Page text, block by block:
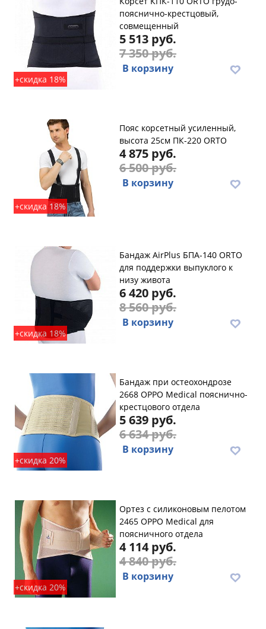
+скидка 18%
пояснично-крестцовый,
совмещенный
5 513 руб.
7 350 руб.
В корзину
+скидка 18%
Пояс корсетный усиленный,
высота 25см ПК-220 ORTO
4 875 руб.
6 500 руб.
В корзину
+скидка 18%
Бандаж AirPlus БПА-140 ORTO
для поддержки выпуклого к
низу живота
6 420 руб.
8 560 руб.
В корзину
+скидка 20%
Бандаж при остеохондрозе
2668 OPPO Medical пояснично-
крестцового отдела
5 639 руб.
6 634 руб.
В корзину
+скидка 20%
Ортез с силиконовым пелотом
2465 OPPO Medical для
поясничного отдела
4 114 руб.
4 840 руб.
В корзину